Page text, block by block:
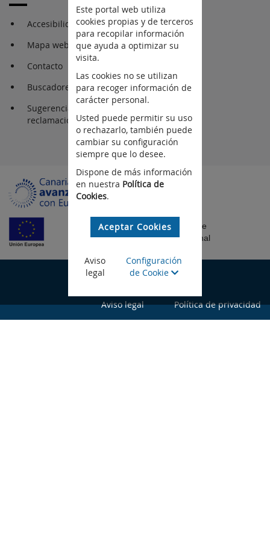
Accesibilidad
Mapa web
Contacto
Buscadores
Sugerencia y
reclamaciones
Fondo Europeo de
Desarrollo Regional
©Gobierno de Canarias
Aviso legal Política de privacidad
Este portal web utiliza
cookies propias y de terceros
para recopilar información
que ayuda a optimizar su
visita.
Las cookies no se utilizan
para recoger información de
carácter personal.
Usted puede permitir su uso
o rechazarlo, también puede
cambiar su configuración
siempre que lo desee.
Dispone de más información
en nuestra Política de
Cookies.
Aceptar Cookies
Aviso
legal
Configuración
de Cookie